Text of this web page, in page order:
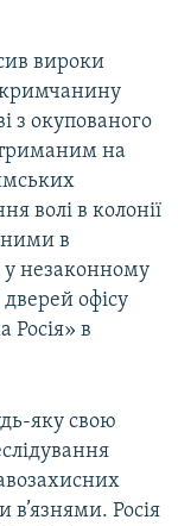
вироки
з окупованого
на
волі в колонії
в
у незаконному
дверей офісу
Росія» в
яку свою
в’язнями. Росія